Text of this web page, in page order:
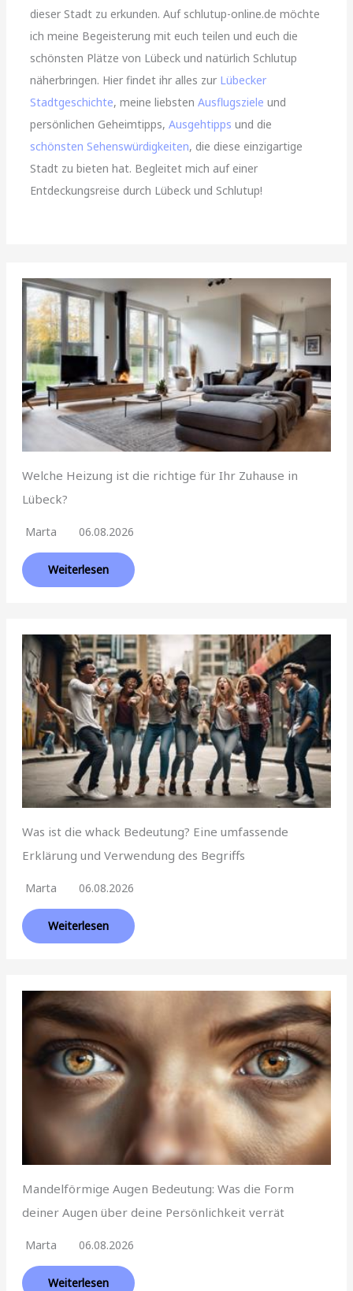
dieser Stadt zu erkunden. Auf schlutup-online.de möchte
ich meine Begeisterung mit euch teilen und euch die
schönsten Plätze von Lübeck und natürlich Schlutup
näherbringen. Hier findet ihr alles zur Lübecker
Stadtgeschichte, meine liebstenAusflugsziele und
persönlichen Geheimtipps,Ausgehtipps und die
schönsten Sehenswürdigkeiten, die diese einzigartige
Stadt zu bieten hat. Begleitet mich auf einer
Entdeckungsreise durch Lübeck und Schlutup!
Welche Heizung ist die richtige für Ihr Zuhause in
Lübeck?
Marta 06.08.2026
Weiterlesen
Was ist die whack Bedeutung? Eine umfassende
Erklärung und Verwendung des Begriffs
Marta 06.08.2026
Weiterlesen
Mandelförmige Augen Bedeutung: Was die Form
deiner Augen über deine Persönlichkeit verrät
Marta 06.08.2026
Weiterlesen